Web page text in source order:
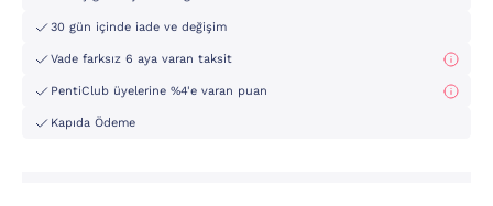
30 gün içinde iade ve değişim
Vade farksız 6 aya varan taksit
PentiClub üyelerine %4'e varan puan
Kapıda Ödeme